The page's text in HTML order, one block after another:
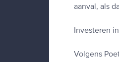
aanval, als
Investeren
Volgens